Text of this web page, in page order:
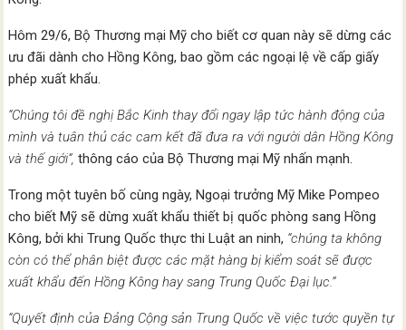
Hôm 29/6, Bộ Thương mại Mỹ cho biết cơ quan này sẽ dừng các
ưu đãi dành cho Hồng Kông, bao gồm các ngoại lệ về cấp giấy
phép xuất khẩu.
“Chúng tôi đề nghị Bắc Kinh thay đổi ngay lập tức hành động của
mình và tuân thủ các cam kết đã đưa ra với người dân Hồng Kông
và thế giới”,thông cáo của Bộ Thương mại Mỹ nhấn mạnh.
Trong một tuyên bố cùng ngày, Ngoại trưởng Mỹ Mike Pompeo
cho biết Mỹ sẽ dừng xuất khẩu thiết bị quốc phòng sang Hồng
Kông, bởi khi Trung Quốc thực thi Luật an ninh, “chúng ta không
còn có thể phân biệt được các mặt hàng bị kiểm soát sẽ được
xuất khẩu đến Hồng Kông hay sang Trung Quốc Đại lục.”
“Quyết định của Đảng Cộng sản Trung Quốc về việc tước quyền tự